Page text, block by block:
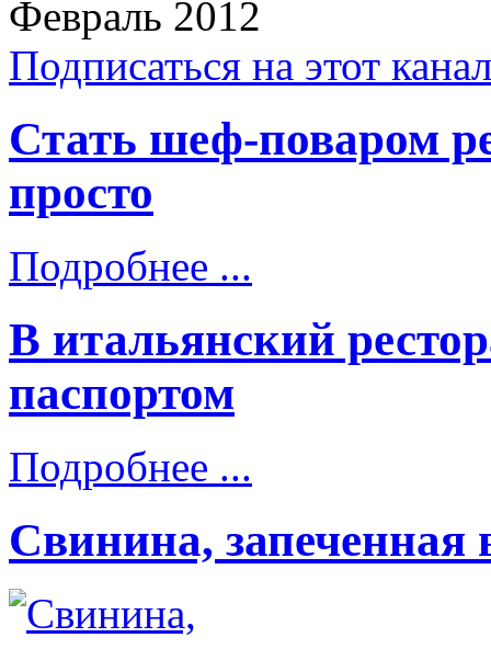
Февраль 2012
Подписаться на этот
Стать шеф-поваром
просто
Подробнее ...
В итальянский
паспортом
Подробнее ...
Свинина, запеченная